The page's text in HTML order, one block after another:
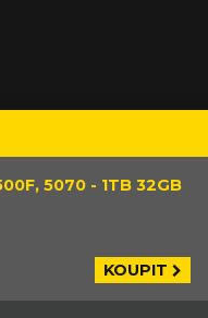
5070 - 1TB 32GB
KOUPIT